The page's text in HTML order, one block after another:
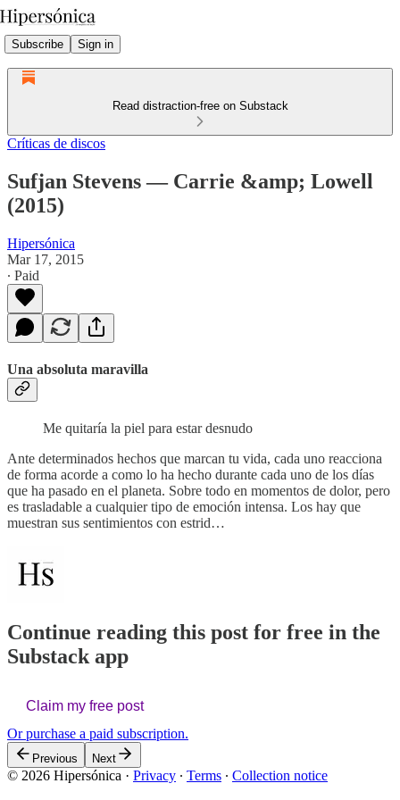
Subscribe Sign in
Read distraction-free on Substack
Críticas de discos
Sufjan Stevens — Carrie &amp; Lowell
(2015)
Hipersónica
Mar 17, 2015
∙ Paid
Una absoluta maravilla
Me quitaría la piel para estar desnudo
Ante determinados hechos que marcan tu vida, cada uno reacciona
de forma acorde a como lo ha hecho durante cada uno de los días
que ha pasado en el planeta. Sobre todo en momentos de dolor, pero
es trasladable a cualquier tipo de emoción intensa. Los hay que
muestran sus sentimientos con estrid…
Continue reading this post for free in the
Substack app
Claim my free post
Or purchase a paid subscription.
Previous Next
© 2026 Hipersónica · Privacy ∙ Terms ∙ Collection notice